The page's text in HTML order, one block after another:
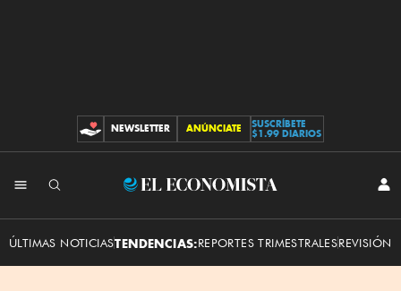
CONTRIBUCIONES
NEWSLETTER ANÚNCIATE
SUSCRÍBETE
$1.99 DIARIOS
El
ÚLTIMAS NOTICIASTENDENCIAS:REPORTES TRIMESTRALESREVISIÓN